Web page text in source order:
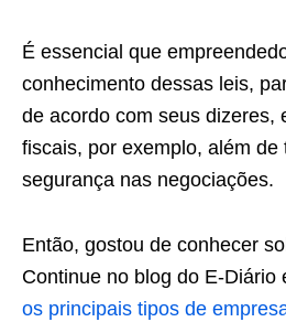
É essencial que
conhecimento dessas leis,
de acordo com seus dizeres,
fiscais, por exemplo, além de
segurança nas negociações.
Então, gostou de conhecer
Continue no blog do E-Diário
os principais tipos de